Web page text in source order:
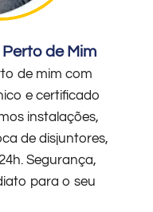
de Mim
de mim com
e certificado
instalações,
de disjuntores,
Segurança,
para o seu